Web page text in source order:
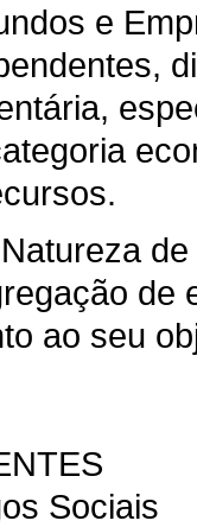
e
de
ao seu
Sociais